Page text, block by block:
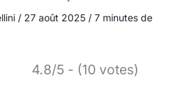
/ 27 août 2025 / 7 minutes de
4.8/5 - (10 votes)